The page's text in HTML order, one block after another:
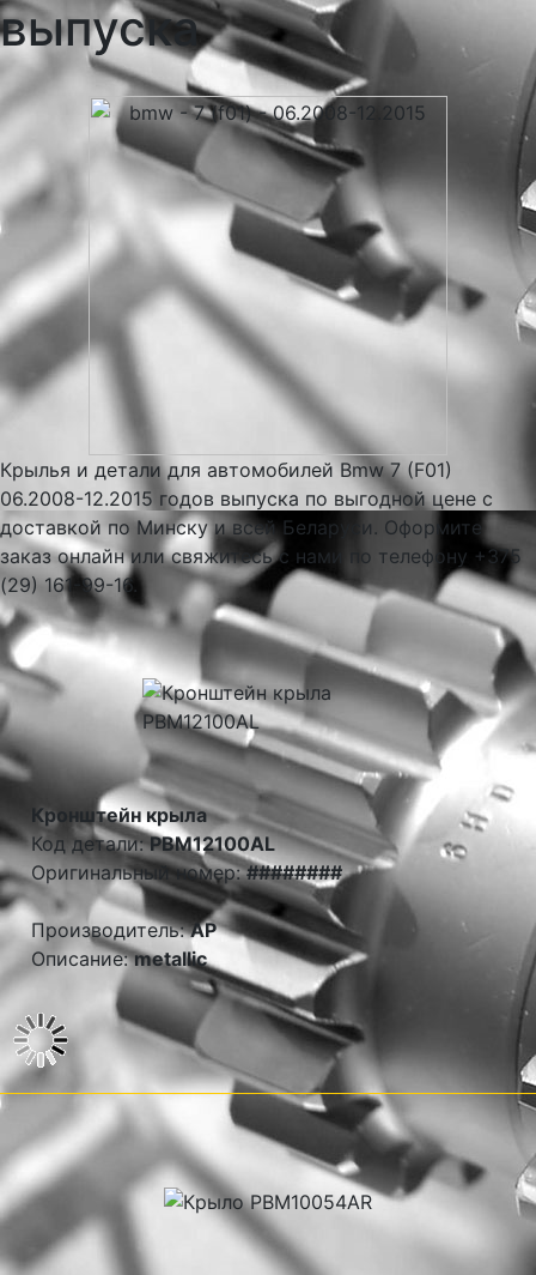
выпуска
Крылья и детали для автомобилей Bmw 7 (F01)
06.2008-12.2015 годов выпуска по выгодной цене с
доставкой по Минску и всей Беларуси. Оформите
заказ онлайн или свяжитесь с нами по телефону +375
(29) 161-99-16.
Кронштейн крыла
Код детали:PBM12100AL
Оригинальный номер:########
Производитель:AP
Описание:metallic